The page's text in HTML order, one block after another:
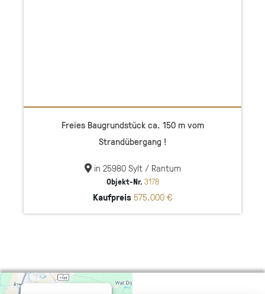
Freies Baugrundstück ca. 150 m vom
Strandübergang !
in 25980 Sylt / Rantum
Objekt-Nr. 3178
Kaufpreis575.000 €